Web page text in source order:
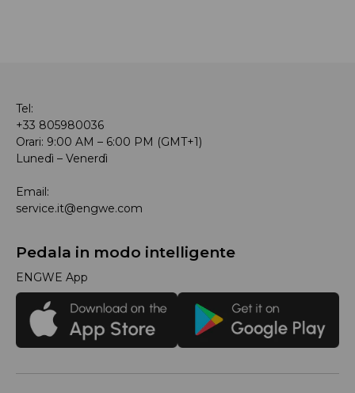
Tel:
+33 805980036
Orari: 9:00 AM – 6:00 PM (GMT+1)
Lunedì – Venerdì
Email:
service.it@engwe.com
Pedala in modo intelligente
ENGWE App